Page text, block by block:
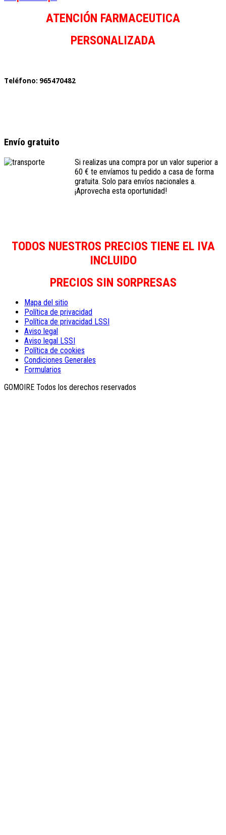
ATENCIÓN FARMACEUTICA
PERSONALIZADA
Teléfono: 965470482
Envío gratuito
Si realizas una compra por un valor superior a
60 € te envíamos tu pedido a casa de forma
gratuita. Solo para envíos nacionales a.
¡Aprovecha esta oportunidad!
TODOS NUESTROS PRECIOS TIENE EL IVA
INCLUIDO
PRECIOS SIN SORPRESAS
Mapa del sitio
Política de privacidad
Política de privacidad LSSI
Aviso legal
Aviso legal LSSI
Política de cookies
Condiciones Generales
Formularios
GOMOIRE Todos los derechos reservados